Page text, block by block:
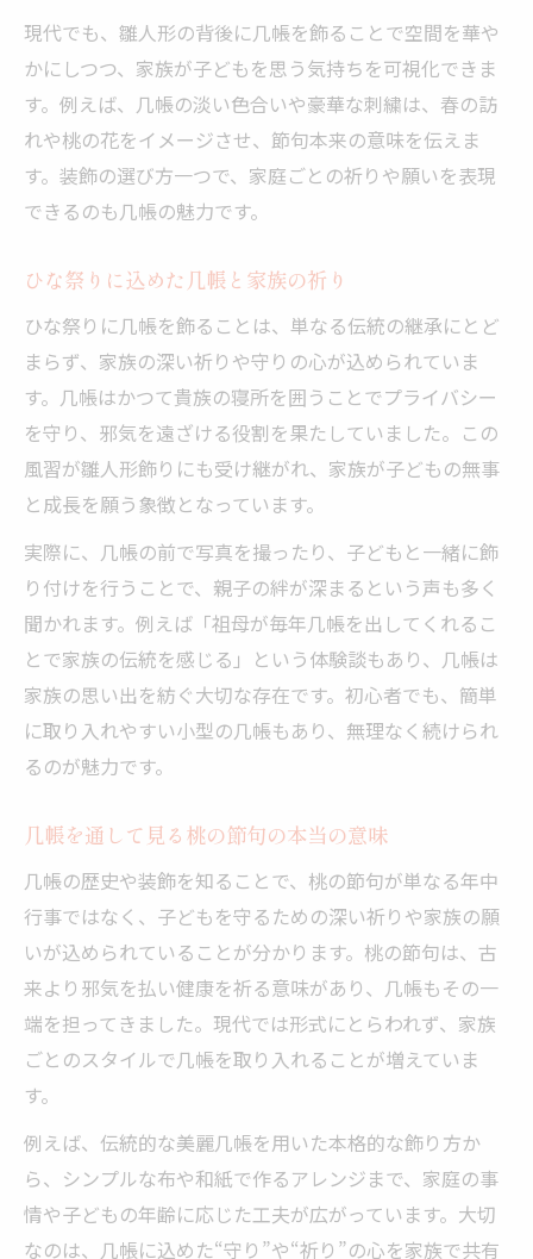
法
ひな祭りと几帳の知識を次世代に伝える方
法
几帳を活用した桃の節句の新しい楽しみ方
現代でも、雛人形の背後に几帳を飾ることで空間を華や
かにしつつ、家族が子どもを思う気持ちを可視化できま
す。例えば、几帳の淡い色合いや豪華な刺繍は、春の訪
れや桃の花をイメージさせ、節句本来の意味を伝えま
す。装飾の選び方一つで、家庭ごとの祈りや願いを表現
できるのも几帳の魅力です。
ひな祭りに込めた几帳と家族の祈り
ひな祭りに几帳を飾ることは、単なる伝統の継承にとど
まらず、家族の深い祈りや守りの心が込められていま
す。几帳はかつて貴族の寝所を囲うことでプライバシー
を守り、邪気を遠ざける役割を果たしていました。この
風習が雛人形飾りにも受け継がれ、家族が子どもの無事
と成長を願う象徴となっています。
実際に、几帳の前で写真を撮ったり、子どもと一緒に飾
り付けを行うことで、親子の絆が深まるという声も多く
聞かれます。例えば「祖母が毎年几帳を出してくれるこ
とで家族の伝統を感じる」という体験談もあり、几帳は
家族の思い出を紡ぐ大切な存在です。初心者でも、簡単
に取り入れやすい小型の几帳もあり、無理なく続けられ
るのが魅力です。
几帳を通して見る桃の節句の本当の意味
几帳の歴史や装飾を知ることで、桃の節句が単なる年中
行事ではなく、子どもを守るための深い祈りや家族の願
いが込められていることが分かります。桃の節句は、古
来より邪気を払い健康を祈る意味があり、几帳もその一
端を担ってきました。現代では形式にとらわれず、家族
ごとのスタイルで几帳を取り入れることが増えていま
す。
例えば、伝統的な美麗几帳を用いた本格的な飾り方か
ら、シンプルな布や和紙で作るアレンジまで、家庭の事
情や子どもの年齢に応じた工夫が広がっています。大切
なのは、几帳に込めた“守り”や“祈り”の心を家族で共有